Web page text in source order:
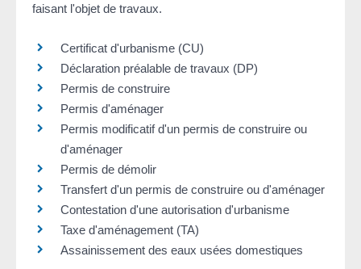
faisant l'objet de travaux.
Certificat d'urbanisme (CU)
Déclaration préalable de travaux (DP)
Permis de construire
Permis d'aménager
Permis modificatif d'un permis de construire ou
d'aménager
Permis de démolir
Transfert d'un permis de construire ou d'aménager
Contestation d'une autorisation d'urbanisme
Taxe d'aménagement (TA)
Assainissement des eaux usées domestiques